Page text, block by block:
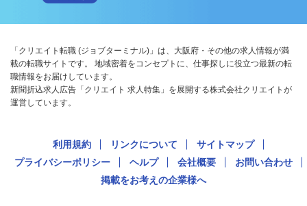
「クリエイト転職 (ジョブターミナル)」は、大阪府・その他の求人情報が満
載の転職サイトです。 地域密着をコンセプトに、仕事探しに役立つ最新の転
職情報をお届けしています。
新聞折込求人広告「クリエイト 求人特集」を展開する株式会社クリエイトが
運営しています。
利用規約 リンクについて
サイトマップ
プライバシーポリシー
ヘルプ 会社概要
お問い合わせ
掲載をお考えの企業様へ